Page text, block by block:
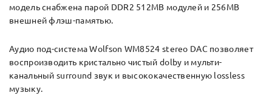
модель снабжена парой DDR2 512MB модулей и 256MB
внешней флэш-памятью.
Аудио под-система Wolfson WM8524 stereo DAC позволяет
воспроизводить кристально чистый dolby и мульти-
канальный surround звук и высококачественную lossless
музыку.